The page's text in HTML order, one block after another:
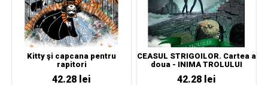
Kitty şi capcana pentru
rapitori
42.28 lei
CEASUL STRIGOILOR. Cartea a
doua - INIMA TROLULUI
42.28 lei